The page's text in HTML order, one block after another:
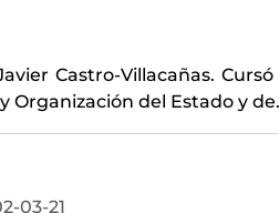
Castro-Villacañas.
Organización del Estado y de
03-21